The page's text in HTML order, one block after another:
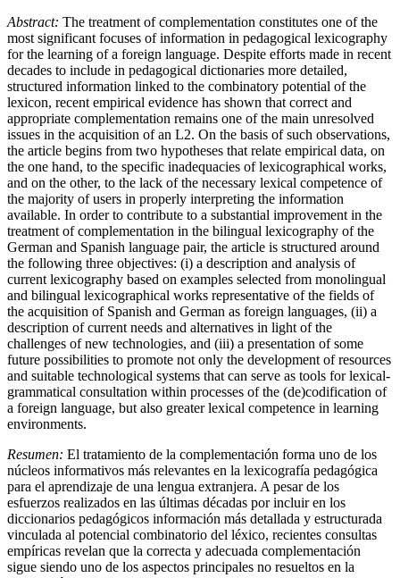
Abstract: The treatment of complementation constitutes one of the
most significant focuses of information in pedagogical lexicography
for the learning of a foreign language. Despite efforts made in recent
decades to include in pedagogical dictionaries more detailed,
structured information linked to the combinatory potential of the
lexicon, recent empirical evidence has shown that correct and
appropriate complementation remains one of the main unresolved
issues in the acquisition of an L2. On the basis of such observations,
the article begins from two hypotheses that relate empirical data, on
the one hand, to the specific inadequacies of lexicographical works,
and on the other, to the lack of the necessary lexical competence of
the majority of users in properly interpreting the information
available. In order to contribute to a substantial improvement in the
treatment of complementation in the bilingual lexicography of the
German and Spanish language pair, the article is structured around
the following three objectives: (i) a description and analysis of
current lexicography based on examples selected from monolingual
and bilingual lexicographical works representative of the fields of
the acquisition of Spanish and German as foreign languages, (ii) a
description of current needs and alternatives in light of the
challenges of new technologies, and (iii) a presentation of some
future possibilities to promote not only the development of resources
and suitable technological systems that can serve as tools for lexical-
grammatical consultation within processes of the (de)codification of
a foreign language, but also greater lexical competence in learning
environments.
Resumen: El tratamiento de la complementación forma uno de los
núcleos informativos más relevantes en la lexicografía pedagógica
para el aprendizaje de una lengua extranjera. A pesar de los
esfuerzos realizados en las últimas décadas por incluir en los
diccionarios pedagógicos información más detallada y estructurada
vinculada al potencial combinatorio del léxico, recientes consultas
empíricas revelan que la correcta y adecuada complementación
sigue siendo uno de los aspectos principales no resueltos en la